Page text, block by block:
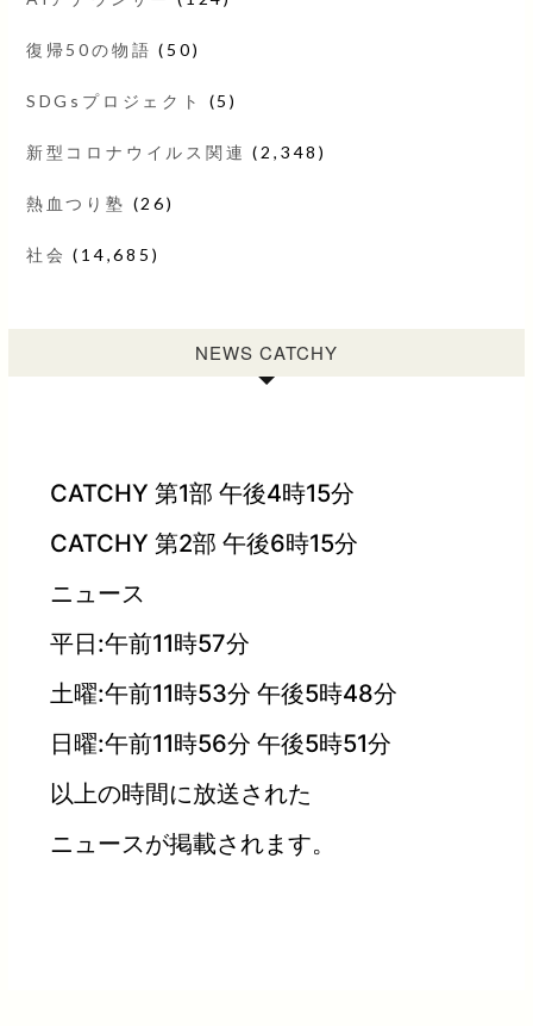
復帰50の物語 (50)
SDGsプロジェクト (5)
新型コロナウイルス関連 (2,348)
熱血つり塾 (26)
社会 (14,685)
NEWS CATCHY
CATCHY 第1部 午後4時15分
CATCHY 第2部 午後6時15分
ニュース
平日:午前11時57分
土曜:午前11時53分 午後5時48分
日曜:午前11時56分 午後5時51分
以上の時間に放送された
ニュースが掲載されます。